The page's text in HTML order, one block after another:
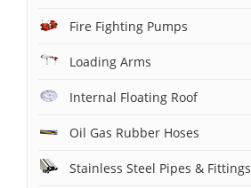
Fire Fighting Pumps
Loading Arms
Internal Floating Roof
Oil Gas Rubber Hoses
Stainless Steel Pipes & Fittings